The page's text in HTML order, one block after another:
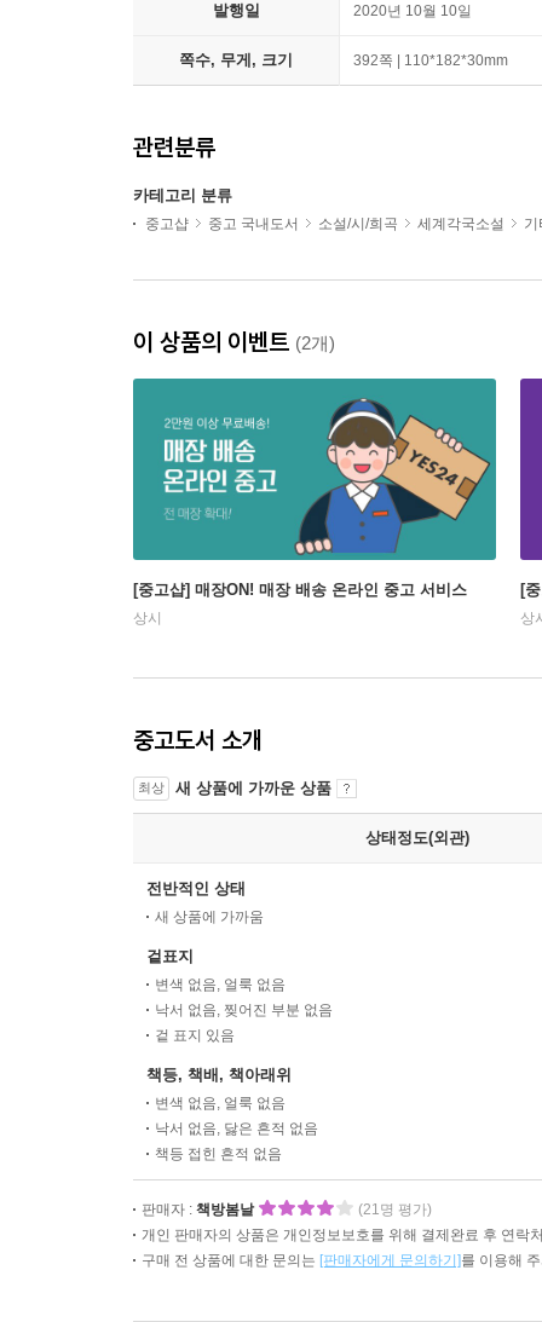
발행일 2020년 10월 10일
쪽수, 무게, 크기 392쪽 | 110*182*30mm
관련분류
카테고리 분류
중고샵 중고 국내도서 소설/시/희곡 세계각국소설 기
이 상품의 이벤트 (2개)
[중고샵] 매장ON! 매장 배송 온라인 중고 서비스
상시
[
상
중고도서 소개
최상 새 상품에 가까운 상품
상태정도(외관)
전반적인 상태
새 상품에 가까움
겉표지
변색 없음, 얼룩 없음
낙서 없음, 찢어진 부분 없음
겉 표지 있음
책등, 책배, 책아래위
변색 없음, 얼룩 없음
낙서 없음, 닳은 흔적 없음
책등 접힌 흔적 없음
판매자 : 책방봄날
(21명 평가)
개인 판매자의 상품은 개인정보보호를 위해 결제완료 후 연락
구매 전 상품에 대한 문의는 [판매자에게 문의하기]를 이용해